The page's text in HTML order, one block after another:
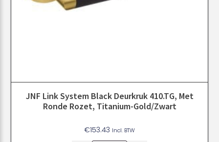
JNF Link System Black Deurkruk 410.TG, Met
Ronde Rozet, Titanium-Gold/Zwart
€153.43 Incl. BTW